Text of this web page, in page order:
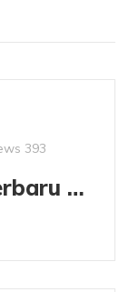
393
Inovasi Serum: Tren Terbaru yang Mengubah Industri Kecantikan